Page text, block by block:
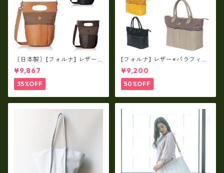
〔日本製〕[フォルナ] レザー×
パラフィン筒型2way シュリン
クレザー×79Aパラフィン fo
-259630
¥9,867
35%OFF
[フォルナ] レザー×パラフィン
筒型2way シュリンクレザー×
79Aパラフィン トートL fo-2
59632
¥9,200
50%OFF